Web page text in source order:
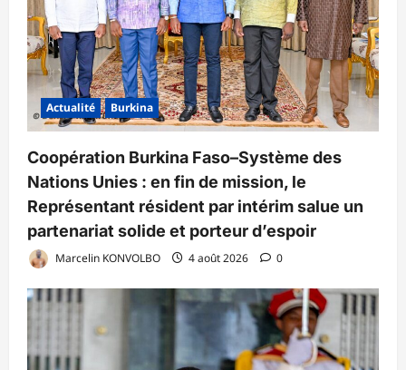
Actualité Burkina
Coopération Burkina Faso–Système des
Nations Unies : en fin de mission, le
Représentant résident par intérim salue un
partenariat solide et porteur d’espoir
Marcelin KONVOLBO 4 août 2026 0